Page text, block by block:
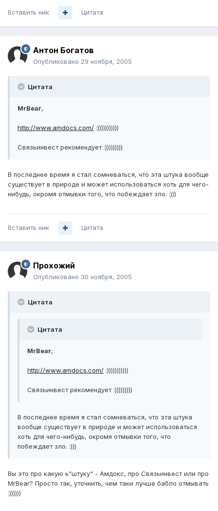
Вставить ник Цитата
Антон Богатов
Опубликовано 29 ноября, 2005
Цитата
MrBear,
http://www.amdocs.com/ :)))))))))))
Связьинвест рекомендует :)))))))))
В последнее время я стал сомневаться, что эта штука вообще
существует в природе и может использоваться хоть для чего-
нибудь, окромя отмывки того, что побеждает зло. :)))
Вставить ник Цитата
Прохожий
Опубликовано 30 ноября, 2005
Цитата
Цитата
MrBear,
http://www.amdocs.com/ :)))))))))))
Связьинвест рекомендует :)))))))))
В последнее время я стал сомневаться, что эта штука
вообще существует в природе и может использоваться
хоть для чего-нибудь, окромя отмывки того, что
побеждает зло. :)))
Вы это про какую ь"штуку" - Амдокс, про Связьинвест или про
MrBear? Просто так, уточнить, чем таки лучше бабло отмывать
:))))))